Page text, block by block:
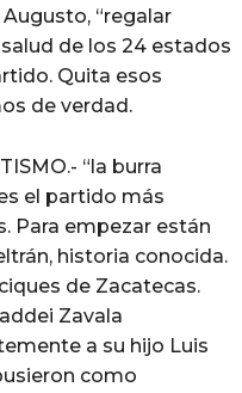
“regalar
de los 24 estados
Quita esos
de verdad.
“la burra
el partido más
Para empezar están
historia conocida.
de Zacatecas.
Zavala
a su hijo Luis
como